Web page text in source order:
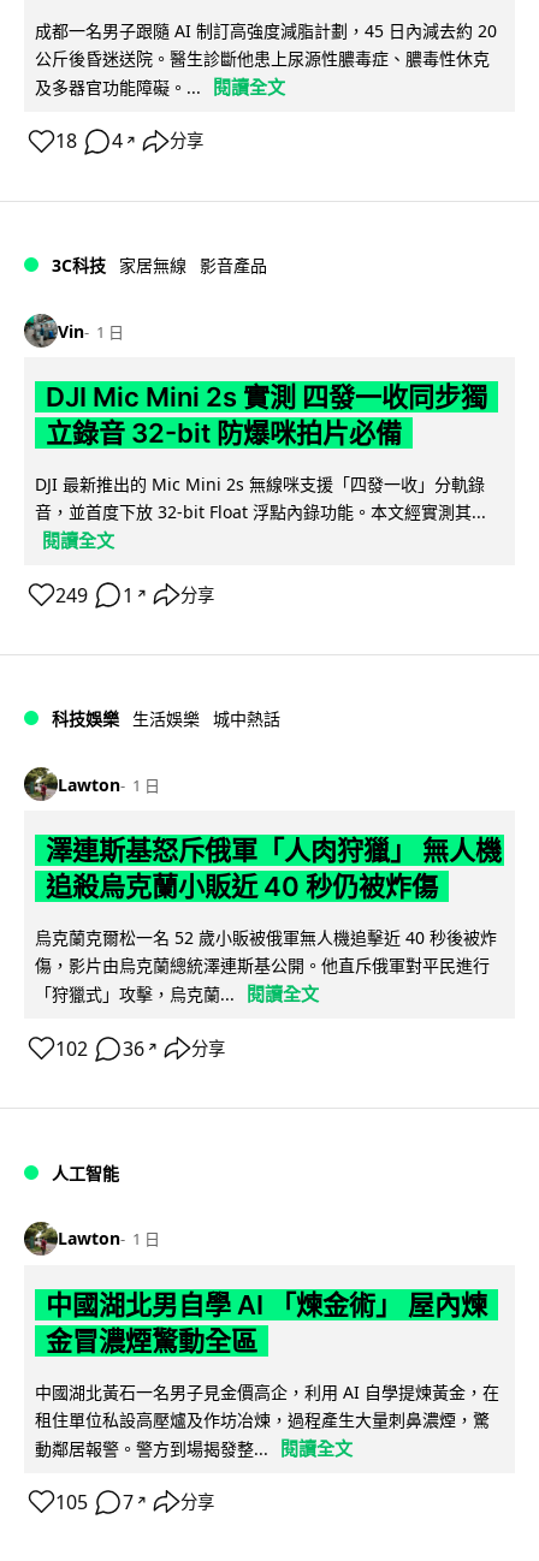
成都一名男子跟隨 AI 制訂高強度減脂計劃，45 日內減去約 20
公斤後昏迷送院。醫生診斷他患上尿源性膿毒症、膿毒性休克
及多器官功能障礙。...
閱讀全文
18 4 ↗ 分享
3C科技 家居無線 影音產品
Vin 1 日
DJI Mic Mini 2s 實測 四發一收同步獨
立錄音 32-bit 防爆咪拍片必備
DJI 最新推出的 Mic Mini 2s 無線咪支援「四發一收」分軌錄
音，並首度下放 32-bit Float 浮點內錄功能。本文經實測其...
閱讀全文
249 1 ↗ 分享
科技娛樂 生活娛樂 城中熱話
Lawton 1 日
澤連斯基怒斥俄軍「人肉狩獵」 無人機
追殺烏克蘭小販近 40 秒仍被炸傷
烏克蘭克爾松一名 52 歲小販被俄軍無人機追擊近 40 秒後被炸
傷，影片由烏克蘭總統澤連斯基公開。他直斥俄軍對平民進行
「狩獵式」攻擊，烏克蘭...
閱讀全文
102 36 ↗ 分享
人工智能
Lawton 1 日
中國湖北男自學 AI 「煉金術」 屋內煉
金冒濃煙驚動全區
中國湖北黃石一名男子見金價高企，利用 AI 自學提煉黃金，在
租住單位私設高壓爐及作坊冶煉，過程產生大量刺鼻濃煙，驚
動鄰居報警。警方到場揭發整...
閱讀全文
105 7 ↗ 分享